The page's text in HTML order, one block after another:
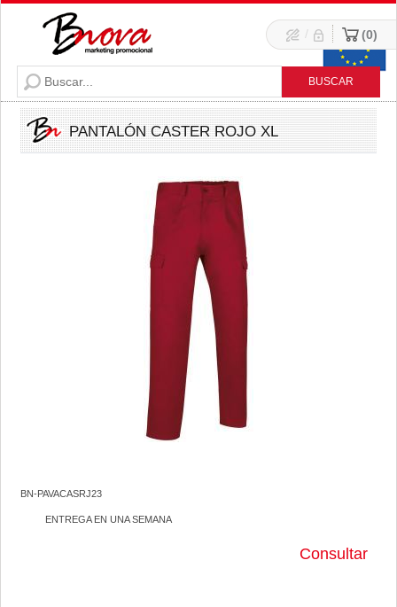
/ 0
PANTALÓN CASTER ROJO XL
BN-PAVACASRJ23
ENTREGA EN UNA SEMANA
Consultar